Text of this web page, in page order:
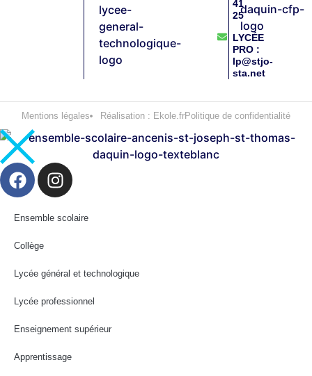
41
25
LYCÉE
PRO :
lp@stjo-
sta.net
Mentions légales Réalisation : Ekole.frPolitique de confidentialité
Ensemble scolaire
Collège
Lycée général et technologique
Lycée professionnel
Enseignement supérieur
Apprentissage